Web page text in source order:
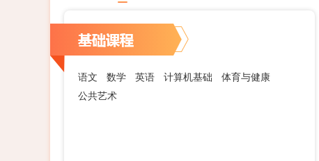
语文 数学 英语 计算机基础
体育与健康
公共艺术